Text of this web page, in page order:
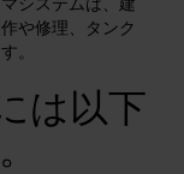
や修理、タンク
。
は以下